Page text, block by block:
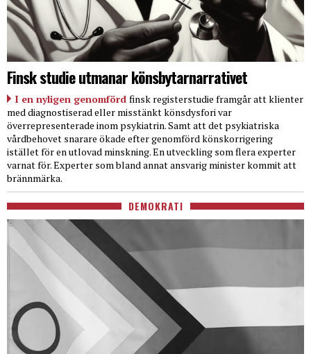
Finsk studie utmanar könsbytarnarrativet
I en nyligen genomförd finsk registerstudie framgår att klienter
med diagnostiserad eller misstänkt könsdysfori var
överrepresenterade inom psykiatrin. Samt att det psykiatriska
vårdbehovet snarare ökade efter genomförd könskorrigering
istället för en utlovad minskning. En utveckling som flera experter
varnat för. Experter som bland annat ansvarig minister kommit att
brännmärka.
DEMOKRATI